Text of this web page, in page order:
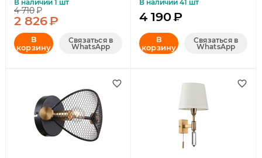
В наличии 1 шт
4 710₽
2 826₽
В
корзину
Связаться в
WhatsApp
В наличии 41 шт
4 190₽
В
корзину
Связаться в
WhatsApp